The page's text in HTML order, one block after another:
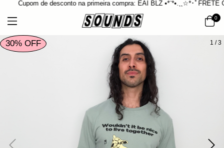
Cupom de desconto na primeira compra: EAI BLZ •*¨*•.¸¸☆*･ﾟFRETE
0
30% OFF 1 /3